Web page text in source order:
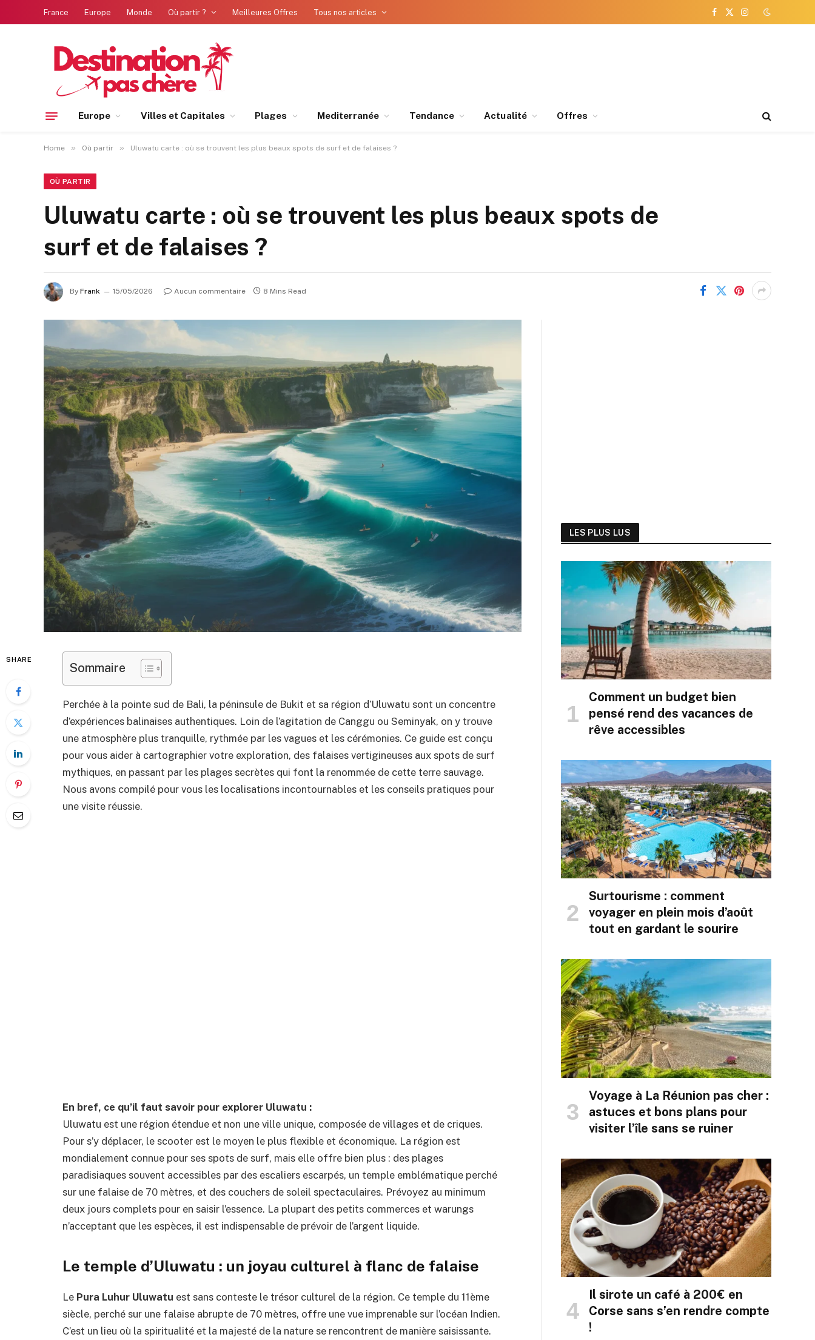
France Europe Monde Où partir ? Meilleures Offres Tous nos articles
Facebook
X
Instagram
Europe Villes et Capitales Plages Mediterranée Tendance Actualité Offres
Home » Où partir » Uluwatu carte : où se trouvent les plus beaux spots de surf et de falaises ?
OÙ PARTIR
Uluwatu carte : où se trouvent les plus beaux spots de
surf et de falaises ?
By Frank 15/05/2026 Aucun commentaire 8 Mins Read
SHARE
Sommaire
Perchée à la pointe sud de Bali, la péninsule de Bukit et sa région d’Uluwatu sont un concentre
d’expériences balinaises authentiques. Loin de l’agitation de Canggu ou Seminyak, on y trouve
une atmosphère plus tranquille, rythmée par les vagues et les cérémonies. Ce guide est conçu
pour vous aider à cartographier votre exploration, des falaises vertigineuses aux spots de surf
mythiques, en passant par les plages secrètes qui font la renommée de cette terre sauvage.
Nous avons compilé pour vous les localisations incontournables et les conseils pratiques pour
une visite réussie.
En bref, ce qu’il faut savoir pour explorer Uluwatu :
Uluwatu est une région étendue et non une ville unique, composée de villages et de criques.
Pour s’y déplacer, le scooter est le moyen le plus flexible et économique. La région est
mondialement connue pour ses spots de surf, mais elle offre bien plus : des plages
paradisiaques souvent accessibles par des escaliers escarpés, un temple emblématique perché
sur une falaise de 70 mètres, et des couchers de soleil spectaculaires. Prévoyez au minimum
deux jours complets pour en saisir l’essence. La plupart des petits commerces et warungs
n’acceptant que les espèces, il est indispensable de prévoir de l’argent liquide.
Le temple d’Uluwatu : un joyau culturel à flanc de falaise
Le Pura Luhur Uluwatu est sans conteste le trésor culturel de la région. Ce temple du 11ème
siècle, perché sur une falaise abrupte de 70 mètres, offre une vue imprenable sur l’océan Indien.
C’est un lieu où la spiritualité et la majesté de la nature se rencontrent de manière saisissante.
LES PLUS LUS
Comment un budget bien
pensé rend des vacances de
rêve accessibles
Surtourisme : comment
voyager en plein mois d’août
tout en gardant le sourire
Voyage à La Réunion pas cher :
astuces et bons plans pour
visiter l’île sans se ruiner
Il sirote un café à 200€ en
Corse sans s’en rendre compte
!